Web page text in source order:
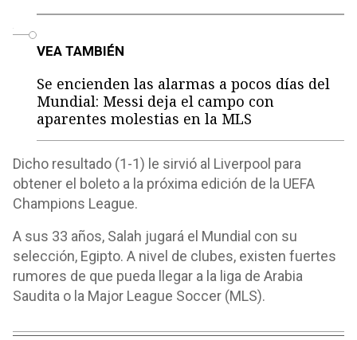
VEA TAMBIÉN
Se encienden las alarmas a pocos días del
Mundial: Messi deja el campo con
aparentes molestias en la MLS
Dicho resultado (1-1) le sirvió al Liverpool para
obtener el boleto a la próxima edición de la UEFA
Champions League.
A sus 33 años, Salah jugará el Mundial con su
selección, Egipto. A nivel de clubes, existen fuertes
rumores de que pueda llegar a la liga de Arabia
Saudita o la Major League Soccer (MLS).